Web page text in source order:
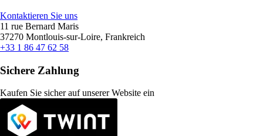
Kontaktieren Sie uns
11 rue Bernard Maris
37270 Montlouis-sur-Loire, Frankreich
+33 1 86 47 62 58
Sichere Zahlung
Kaufen Sie sicher auf unserer Website ein